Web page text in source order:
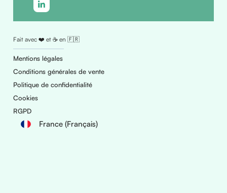
Fait avec ❤️ et ☕ en 🇫🇷
Mentions légales
Conditions générales de vente
Politique de confidentialité
Cookies
RGPD
France (Français)